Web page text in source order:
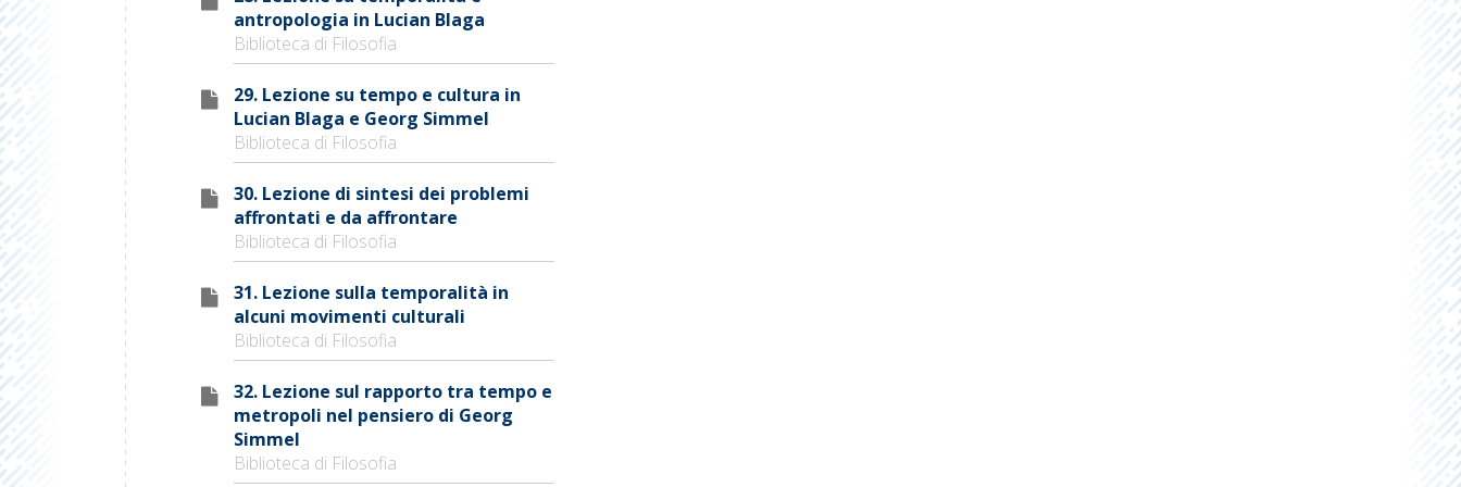
antropologia in Lucian Blaga
Biblioteca di Filosofia
29. Lezione su tempo e cultura in
Lucian Blaga e Georg Simmel
Biblioteca di Filosofia
30. Lezione di sintesi dei problemi
affrontati e da affrontare
Biblioteca di Filosofia
31. Lezione sulla temporalità in
alcuni movimenti culturali
Biblioteca di Filosofia
32. Lezione sul rapporto tra tempo e
metropoli nel pensiero di Georg
Simmel
Biblioteca di Filosofia